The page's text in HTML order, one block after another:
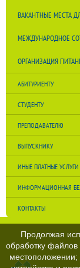
ВАКАНТНЫЕ МЕСТА
МЕЖДУНАРОДНОЕ
ОРГАНИЗАЦИЯ
АБИТУРИЕНТУ
СТУДЕНТУ
ПРЕПОДАВАТЕЛЮ
ВЫПУСКНИКУ
ИНЫЕ ПЛАТНЫЕ УСЛУГИ
ИНФОРМАЦИОННАЯ
КОНТАКТЫ
Продолжая
обработку файлов
местоположении;